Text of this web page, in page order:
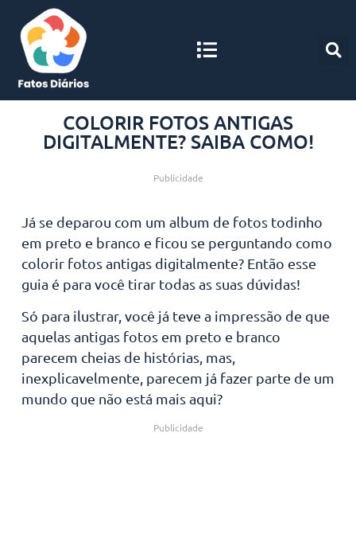
COLORIR FOTOS ANTIGAS
DIGITALMENTE? SAIBA COMO!
Publicidade
Já se deparou com um album de fotos todinho
em preto e branco e ficou se perguntando como
colorir fotos antigas digitalmente? Então esse
guia é para você tirar todas as suas dúvidas!
Só para ilustrar, você já teve a impressão de que
aquelas antigas fotos em preto e branco
parecem cheias de histórias, mas,
inexplicavelmente, parecem já fazer parte de um
mundo que não está mais aqui?
Publicidade